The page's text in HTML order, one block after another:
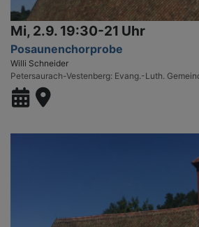
Mi, 2.9. 19:30-21 Uhr
Posaunenchorprobe
Willi Schneider
Petersaurach-Vestenberg Evang.-Luth.